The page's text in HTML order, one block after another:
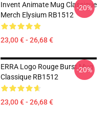
Invent Animate Mug Classique
Merch Elysium RB1512
23,00 € - 26,68 €
-20%
ERRA Logo Rouge Burst Mug
Classique RB1512
23,00 € - 26,68 €
-20%